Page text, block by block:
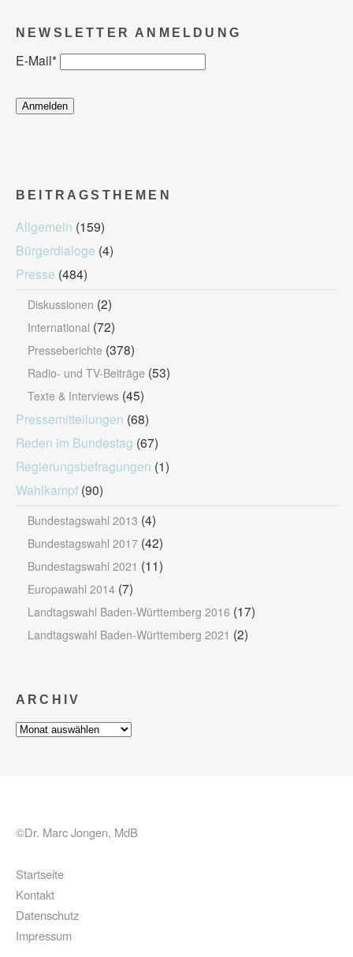
NEWSLETTER ANMELDUNG
E-Mail*
BEITRAGSTHEMEN
Allgemein (159)
Bürgerdialoge (4)
Presse (484)
Diskussionen (2)
International (72)
Presseberichte (378)
Radio- und TV-Beiträge (53)
Texte & Interviews (45)
Pressemitteilungen (68)
Reden im Bundestag (67)
Regierungsbefragungen (1)
Wahlkampf (90)
Bundestagswahl 2013 (4)
Bundestagswahl 2017 (42)
Bundestagswahl 2021 (11)
Europawahl 2014 (7)
Landtagswahl Baden-Württemberg 2016 (17)
Landtagswahl Baden-Württemberg 2021 (2)
ARCHIV
Archiv
©Dr. Marc Jongen, MdB
Startseite
Kontakt
Datenschutz
Impressum